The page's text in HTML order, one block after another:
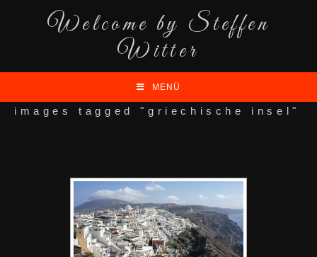
Welcome by Steffen
Witter
MENÜ
images tagged "griechische insel"